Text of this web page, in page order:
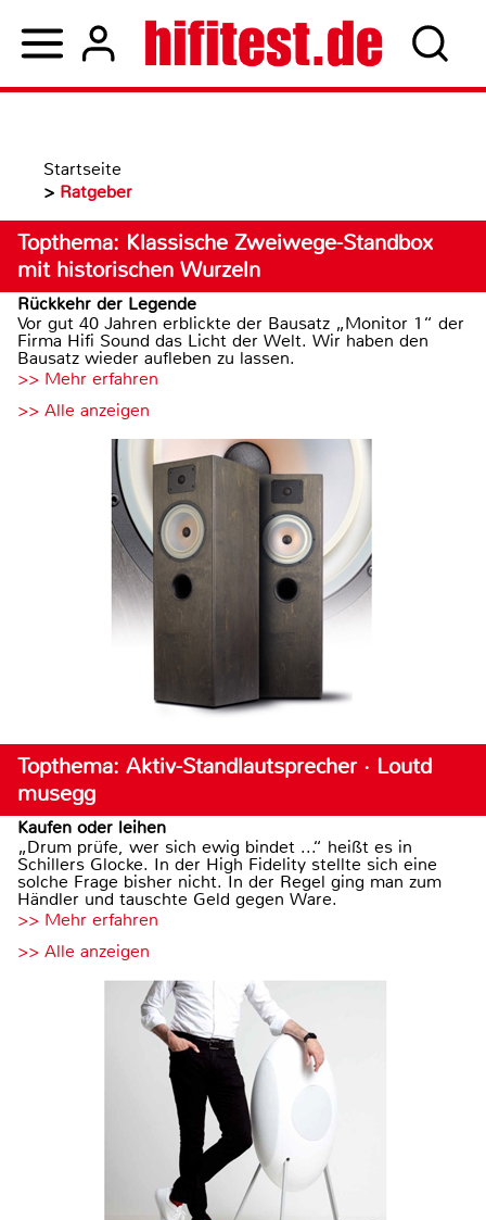
Startseite
> Ratgeber
Topthema: Klassische Zweiwege-Standbox
mit historischen Wurzeln
Rückkehr der Legende
Vor gut 40 Jahren erblickte der Bausatz „Monitor 1“ der
Firma Hifi Sound das Licht der Welt. Wir haben den
Bausatz wieder aufleben zu lassen.
>> Mehr erfahren
>> Alle anzeigen
Topthema: Aktiv-Standlautsprecher · Loutd
musegg
Kaufen oder leihen
„Drum prüfe, wer sich ewig bindet ...“ heißt es in
Schillers Glocke. In der High Fidelity stellte sich eine
solche Frage bisher nicht. In der Regel ging man zum
Händler und tauschte Geld gegen Ware.
>> Mehr erfahren
>> Alle anzeigen